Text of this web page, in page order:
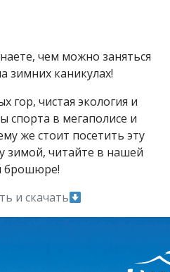
чем можно заняться
зимних каникулах!
гор, чистая экология и
спорта в мегаполисе и
же стоит посетить эту
зимой, читайте в нашей
брошюре!
и скачать